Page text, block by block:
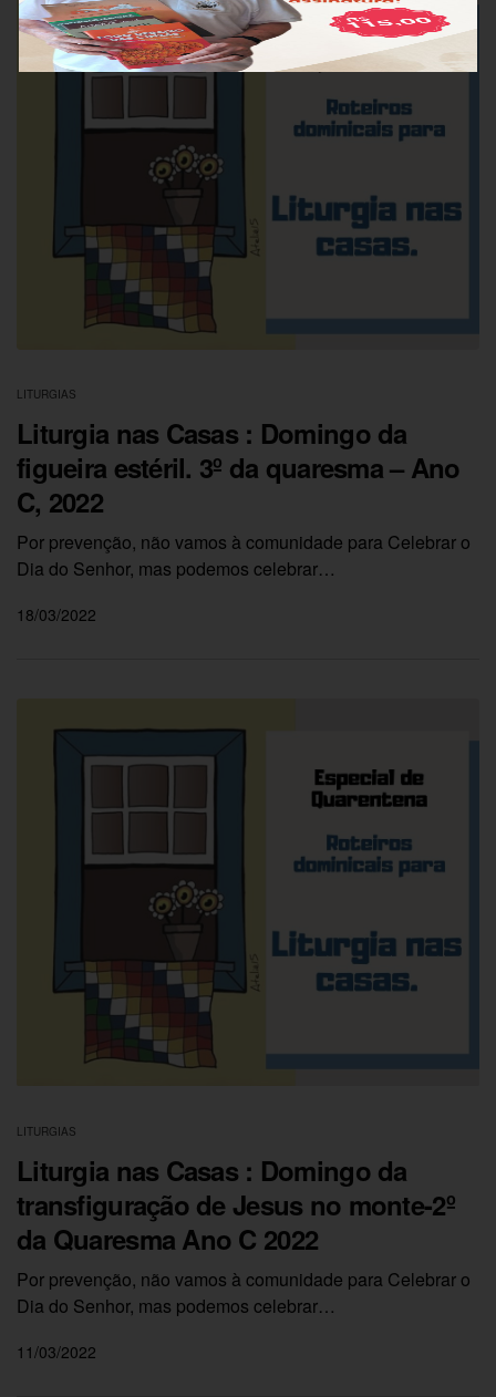
LITURGIAS
Liturgia nas Casas : Domingo da
figueira estéril. 3º da quaresma – Ano
C, 2022
Por prevenção, não vamos à comunidade para Celebrar o
Dia do Senhor, mas podemos celebrar…
18/03/2022
LITURGIAS
Liturgia nas Casas : Domingo da
transfiguração de Jesus no monte-2º
da Quaresma Ano C 2022
Por prevenção, não vamos à comunidade para Celebrar o
Dia do Senhor, mas podemos celebrar…
11/03/2022